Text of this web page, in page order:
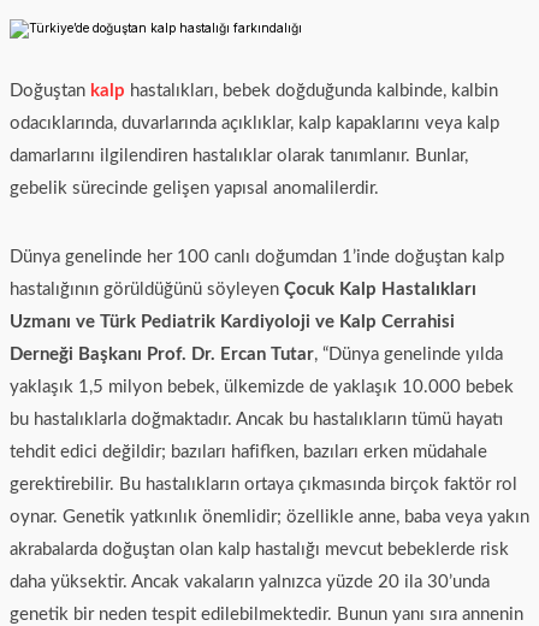
Doğuştan kalp hastalıkları, bebek doğduğunda kalbinde, kalbin
odacıklarında, duvarlarında açıklıklar, kalp kapaklarını veya kalp
damarlarını ilgilendiren hastalıklar olarak tanımlanır. Bunlar,
gebelik sürecinde gelişen yapısal anomalilerdir.
Dünya genelinde her 100 canlı doğumdan 1’inde doğuştan kalp
hastalığının görüldüğünü söyleyen Çocuk Kalp Hastalıkları
Uzmanı ve Türk Pediatrik Kardiyoloji ve Kalp Cerrahisi
Derneği Başkanı Prof. Dr. Ercan Tutar, “Dünya genelinde yılda
yaklaşık 1,5 milyon bebek, ülkemizde de yaklaşık 10.000 bebek
bu hastalıklarla doğmaktadır. Ancak bu hastalıkların tümü hayatı
tehdit edici değildir; bazıları hafifken, bazıları erken müdahale
gerektirebilir. Bu hastalıkların ortaya çıkmasında birçok faktör rol
oynar. Genetik yatkınlık önemlidir; özellikle anne, baba veya yakın
akrabalarda doğuştan olan kalp hastalığı mevcut bebeklerde risk
daha yüksektir. Ancak vakaların yalnızca yüzde 20 ila 30’unda
genetik bir neden tespit edilebilmektedir. Bunun yanı sıra annenin